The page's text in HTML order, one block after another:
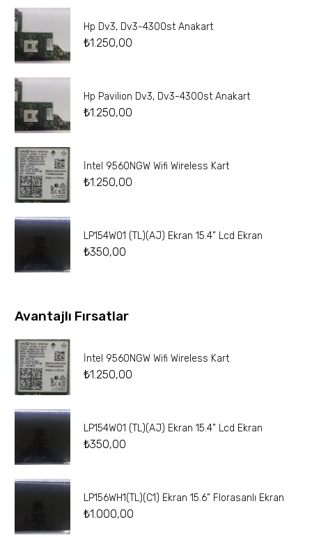
Hp Dv3, Dv3-4300st Anakart
₺1.250,00
Hp Pavilion Dv3, Dv3-4300st Anakart
₺1.250,00
İntel 9560NGW Wifi Wireless Kart
₺1.250,00
LP154W01 (TL)(AJ) Ekran 15.4” Lcd Ekran
₺350,00
Avantajlı Fırsatlar
İntel 9560NGW Wifi Wireless Kart
₺1.250,00
LP154W01 (TL)(AJ) Ekran 15.4” Lcd Ekran
₺350,00
LP156WH1(TL)(C1) Ekran 15.6” Florasanlı Ekran
₺1.000,00